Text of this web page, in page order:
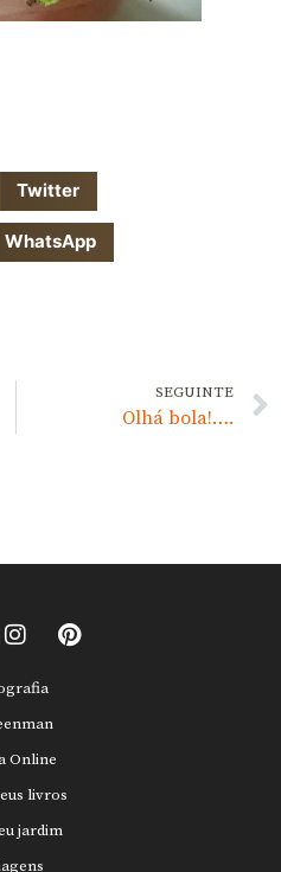
Twitter
WhatsApp
SEGUINTE
Olhá bola!….
Online
livros
jardim